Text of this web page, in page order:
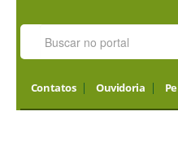
Contatos Ouvidoria